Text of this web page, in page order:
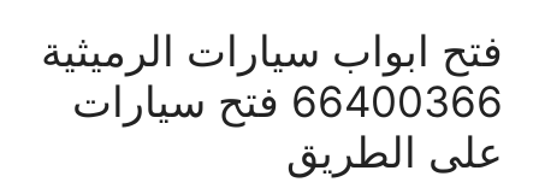
فتح ابواب سيارات الرميثية
66400366 فتح سيارات
على الطريق